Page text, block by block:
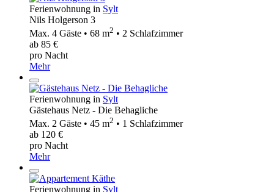
Ferienwohnung in Sylt
Nils Holgerson 3
Max. 4 Gäste • 68 m2 • 2 Schlafzimmer
ab 85 €
pro Nacht
Mehr
Ferienwohnung in Sylt
Gästehaus Netz - Die Behagliche
Max. 2 Gäste • 45 m2 • 1 Schlafzimmer
ab 120 €
pro Nacht
Mehr
Ferienwohnung in Sylt